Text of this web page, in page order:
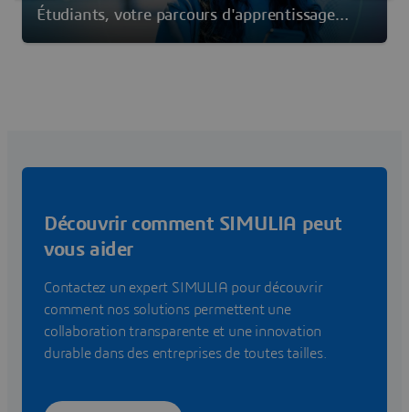
Étudiants, votre parcours d'apprentissage
commence maintenant
Découvrir comment SIMULIA peut
vous aider
Contactez un expert SIMULIA pour découvrir
comment nos solutions permettent une
collaboration transparente et une innovation
durable dans des entreprises de toutes tailles.